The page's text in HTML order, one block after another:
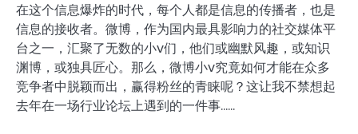
在这个信息爆炸的时代，每个人都是信息的传播者，也是
信息的接收者。微博，作为国内最具影响力的社交媒体平
台之一，汇聚了无数的小v们，他们或幽默风趣，或知识
渊博，或独具匠心。那么，微博小v究竟如何才能在众多
竞争者中脱颖而出，赢得粉丝的青睐呢？这让我不禁想起
去年在一场行业论坛上遇到的一件事……